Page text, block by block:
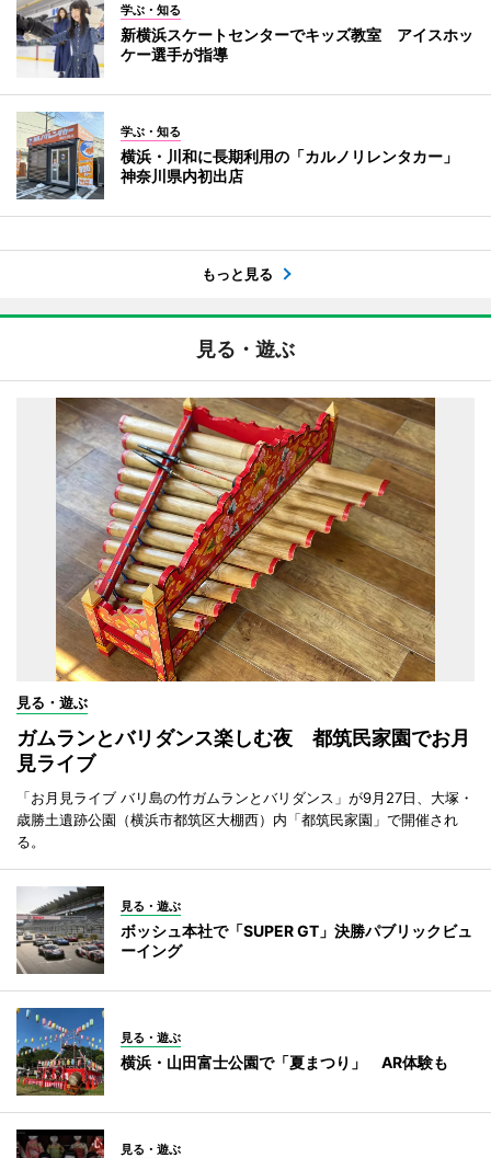
学ぶ・知る
新横浜スケートセンターでキッズ教室 アイスホッ
ケー選手が指導
学ぶ・知る
横浜・川和に長期利用の「カルノリレンタカー」
神奈川県内初出店
もっと見る
見る・遊ぶ
見る・遊ぶ
ガムランとバリダンス楽しむ夜 都筑民家園でお月
見ライブ
「お月見ライブ バリ島の竹ガムランとバリダンス」が9月27日、大塚・
歳勝土遺跡公園（横浜市都筑区大棚西）内「都筑民家園」で開催され
る。
見る・遊ぶ
ボッシュ本社で「SUPER GT」決勝パブリックビュ
ーイング
見る・遊ぶ
横浜・山田富士公園で「夏まつり」 AR体験も
見る・遊ぶ